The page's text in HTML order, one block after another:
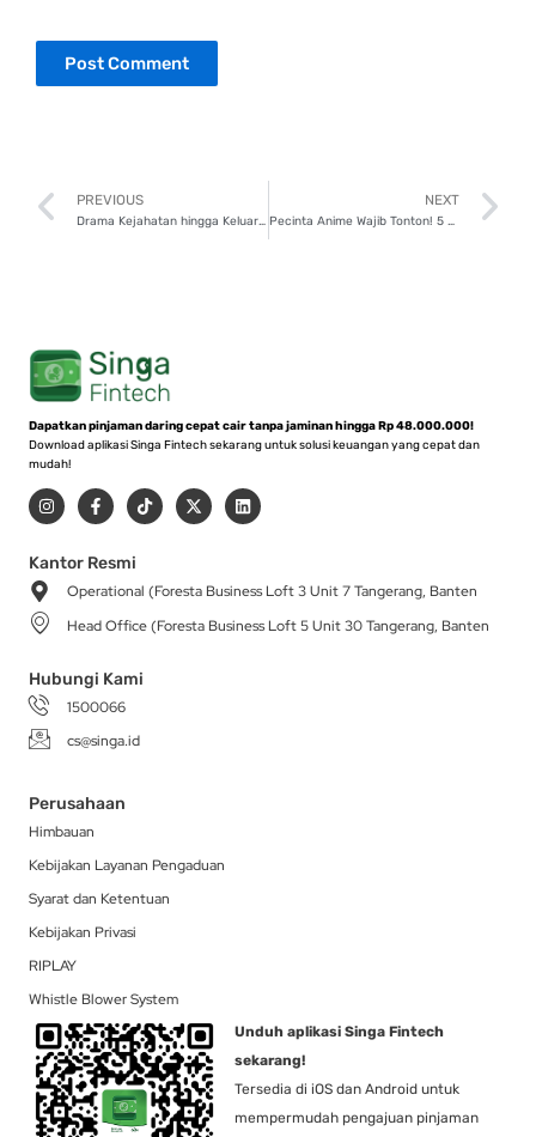
Prev
PREVIOUS
Drama Kejahatan hingga Keluarga, Ini 10 TV Series Terbaik di 2024!
NEXT
Pecinta Anime Wajib Tonton! 5 Rekomendasi TV Series Anime Terbaru di Netflix
Dapatkan pinjaman daring cepat cair tanpa jaminan hingga Rp 48.000.000!
Download aplikasi Singa Fintech sekarang untuk solusi keuangan yang cepat dan
mudah!
I
n
s
a
g
r
a
m
F
a
c
b
o
-
T
i
k
X
-
t
t
r
L
i
n
i
Kantor Resmi
Operational (Foresta Business Loft 3 Unit 7 Tangerang, Banten
Head Office (Foresta Business Loft 5 Unit 30 Tangerang, Banten
Hubungi Kami
1500066
cs@singa.id
Perusahaan
Himbauan
Kebijakan Layanan Pengaduan
Syarat dan Ketentuan
Kebijakan Privasi
RIPLAY
Whistle Blower System
Unduh aplikasi Singa Fintech
sekarang!
Tersedia di iOS dan Android untuk
mempermudah pengajuan pinjaman